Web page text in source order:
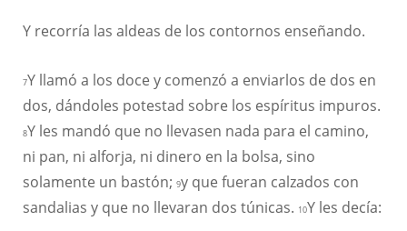
Y recorría las aldeas de los contornos enseñando.
7Y llamó a los doce y comenzó a enviarlos de dos en
dos, dándoles potestad sobre los espíritus impuros.
8Y les mandó que no llevasen nada para el camino,
ni pan, ni alforja, ni dinero en la bolsa, sino
solamente un bastón; 9y que fueran calzados con
sandalias y que no llevaran dos túnicas. 10Y les decía: